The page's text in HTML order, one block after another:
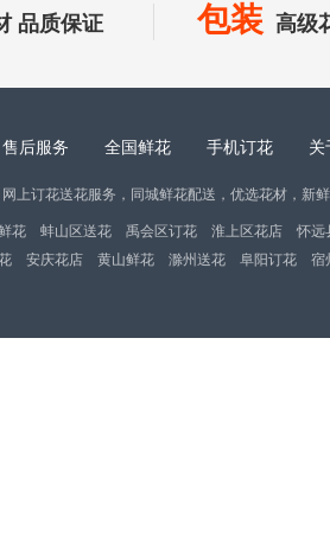
品质保证 包装 高级
售后服务 全国鲜花 手机订花 关
上订花送花服务，同城鲜花配送，优选花材，新
花 蚌山区送花 禹会区订花 淮上区花店
怀远
安庆花店 黄山鲜花 滁州送花 阜阳订花 宿